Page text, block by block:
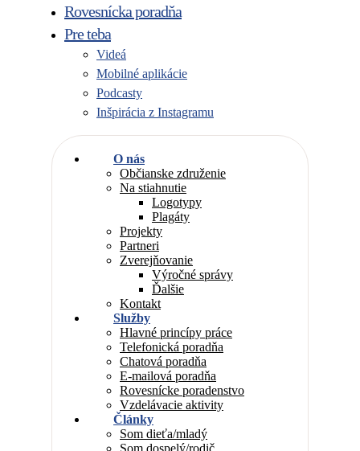
Rovesnícka poradňa
Pre teba
Videá
Mobilné aplikácie
Podcasty
Inšpirácia z Instagramu
O nás
Občianske združenie
Na stiahnutie
Logotypy
Plagáty
Projekty
Partneri
Zverejňovanie
Výročné správy
Ďalšie
Kontakt
Služby
Hlavné princípy práce
Telefonická poradňa
Chatová poradňa
E-mailová poradňa
Rovesnícke poradenstvo
Vzdelávacie aktivity
Články
Som dieťa/mladý
Som dospelý/rodič